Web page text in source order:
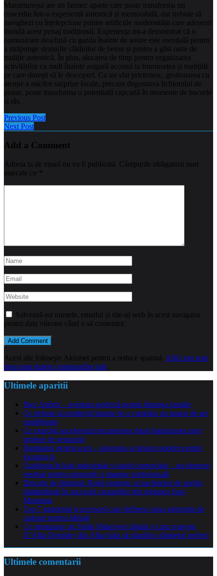
Maramureșul are un farmec aparte care poate transforma un
concediu într-o experiență autentică și memorabilă, dar trebuie să
navighezi cu înțelepciune printre artificiile modernității care adeseori
inundă acest peisaj tradițional. Experiența mi-a demonstrat că o
comunicare deschisă cu gazda înainte de sosire este esențială pentru
a străpunge straturile clădirilor de beton și pentru a găsi oaze de
tradiție autentică. În plus, alocarea de timp pentru organizarea
activităților cu mult înainte asigură accesul la frumusețea și tradițiile
pe care dorești să le descoperi. Ca un sfat prietenesc, gestionarea cu
atenție a micilor surprize locale, precum degustarea lichiorului de
prune, poate transforma o potențială capcană în momente de bucurie
și râs.
Previous Post
Next Post
Add a Comment
Adresa ta de email nu va fi publicată. Câmpurile obligatorii sunt
marcate cu
Salvează-mi numele, emailul și site-ul web în acest navigator
pentru data viitoare când o să comentez.
Acest site folosește Akismet pentru a reduce spamul. Află cum sunt
procesate datele comentariilor tale
Ultimele aparitii
Parc Astérix – aventura perfectă pentru întreaga familie
Ce trebuie să urmărești înainte de a cumpăra un aparat de aer
condiționat
Ce exerciții accelerează recuperarea după implantarea unei
proteze de genunchi
Iluminatul pentru scari – siguranta si design modern pentru
locuinta ta
Curățenia în hale industriale și spații comerciale – un element
esențial pentru siguranță și imagine profesională
Dincolo de diplomă: Rolul strategic al pachetelor de sprijin
săptămânale în succesul cursanților din regiunea Sud-
Muntenia
Top 7 gadgeturi și accesorii care definesc noua generație de
cadouri pentru bărbați
Ce presupune un Smile Makeover digital și cum reușește
D’Alba Dentistry din Alba Iulia să planifice zâmbetul perfect
Ultimele comentarii